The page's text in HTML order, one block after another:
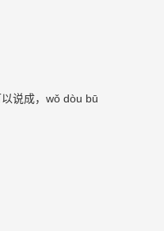
说成，wǒ dòu bū